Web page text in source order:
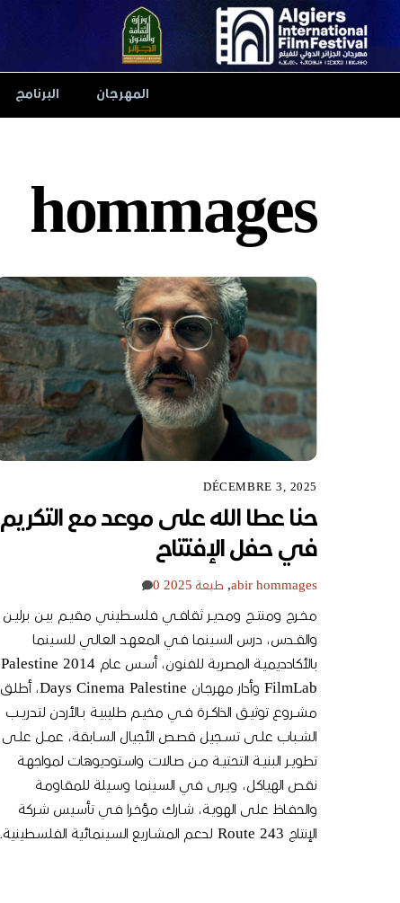
content
المهرجان البرنامج
hommages
DÉCEMBRE 3, 2025
حنا عطا الله على موعد مع التكريم
في حفل الإفتتاح
abir hommages
, طبعة 2025 0
مخــرج ومنتــج ومديــر ثقافــي فلســطيني مقيــم بيــن برليــن
والقــدس، درس السـينما فـي المعهـد العالـي للسـينما
بالأكادديميـة المصرية للفنون، أسـس عـام 2014 Palestine
FilmLab وأدار مهرجـان Days Cinema Palestine، أطلـق
مشــروع توثيــق الذاكــرة فــي مخيــم طليبيــة بــالأردن لتدريــب
الشــباب علــى تســجيل قصــص الأجيال الســابقة، عمــل علــى
تطويــر البنيــة التحتيــة مــن صـالات واسـتوديوهات لمواجهـة
نقـص الهيـاكل، ويـرى في السـينما وسـيلة للمقاومـة
والحفـاظ علـى الهويـة، شـارك مؤخـرا فـي تأسـيس شـركة
الإنتاج 243 Route لدعـم المشـاريع السـينمائية الفلسـطينية.